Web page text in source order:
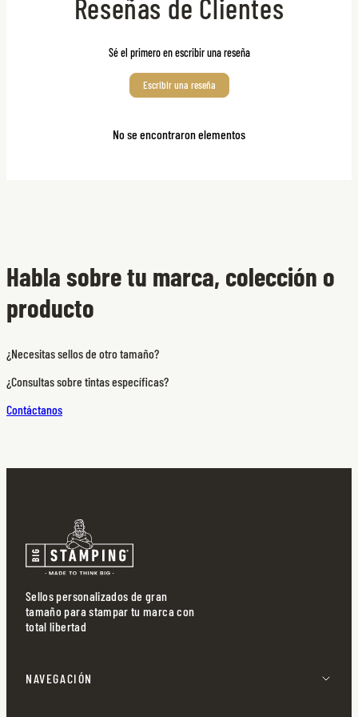
Reseñas de Clientes
Sé el primero en escribir una reseña
Escribir una reseña
No se encontraron elementos
Habla sobre tu marca, colección o
producto
¿Necesitas sellos de otro tamaño?
¿Consultas sobre tintas específicas?
Contáctanos
Sellos personalizados de gran
tamaño para stampar tu marca con
total libertad
NAVEGACIÓN